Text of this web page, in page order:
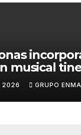
musical
con
de Lanzarote
2026 GRUPO